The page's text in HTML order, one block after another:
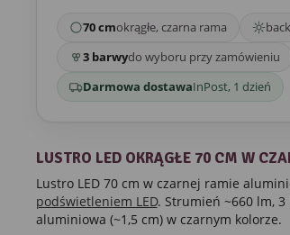
70 cmokrągłe, czarna rama
3 barwydo wyboru przy zamówieniu
Darmowa dostawaInPost, 1 dzień
LUSTRO LED OKRĄGŁE 70 CM W
Lustro LED 70 cm w czarnej ramie
podświetleniem LED. Strumień ~660 lm, 3
aluminiowa (~1,5 cm) w czarnym kolorze.